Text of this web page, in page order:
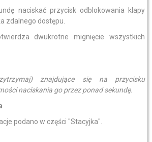
naciskać przycisk odblokowania klapy
zdalnego dostępu.
dwukrotne mignięcie wszystkich
znajdujące się na przycisku
naciskania go przez ponad sekundę.
podano w części "Stacyjka".